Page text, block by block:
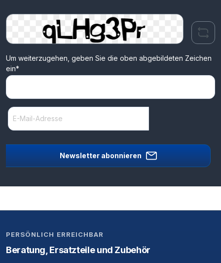
Um weiterzugehen, geben Sie die oben abgebildeten Zeichen
ein*
Newsletter abonnieren
PERSÖNLICH ERREICHBAR
Beratung, Ersatzteile und Zubehör